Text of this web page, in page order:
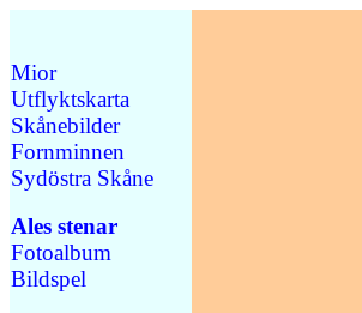
Mior
Utflyktskarta
Skånebilder
Fornminnen
Sydöstra Skåne
Ales stenar
Fotoalbum
Bildspel